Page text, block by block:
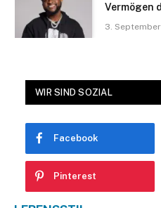
Vermögen
3.
WIR SIND SOZIAL
Facebook
Pinterest